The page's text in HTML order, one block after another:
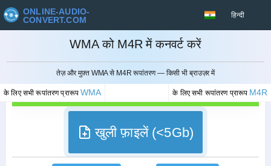
ONLINE-AUDIO-
CONVERT.COM
हिन्दी
WMA को M4R में कनवर्ट करें
तेज़ और मुफ़्त WMA से M4R रूपांतरण — किसी भी ब्राउज़र में
के लिए सभी रूपांतरण प्रारूपWMA के लिए सभी रूपांतरण प्रारूप M4R
रद्द करना
खुली फ़ाइलें (<5Gb)